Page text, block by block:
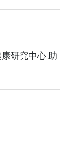
研究中心 助